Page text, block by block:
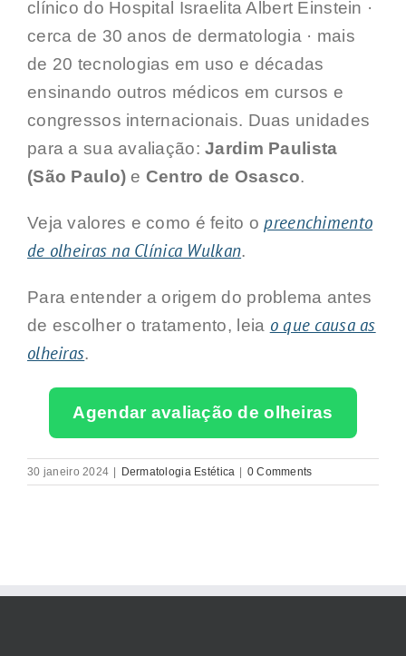
clínico do Hospital Israelita Albert Einstein ·
cerca de 30 anos de dermatologia · mais
de 20 tecnologias em uso e décadas
ensinando outros médicos em cursos e
congressos internacionais. Duas unidades
para a sua avaliação:Jardim Paulista
(São Paulo) e Centro de Osasco.
Veja valores e como é feito opreenchimento
de olheiras na Clínica Wulkan.
Para entender a origem do problema antes
de escolher o tratamento, leia o que causa as
olheiras.
Agendar avaliação de olheiras
30 janeiro 2024 Dermatologia Estética 0 Comments